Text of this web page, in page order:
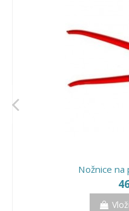
Nožnice na